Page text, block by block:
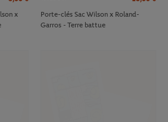
x
Porte-clés Sac Wilson x Roland-
Garros - Terre battue